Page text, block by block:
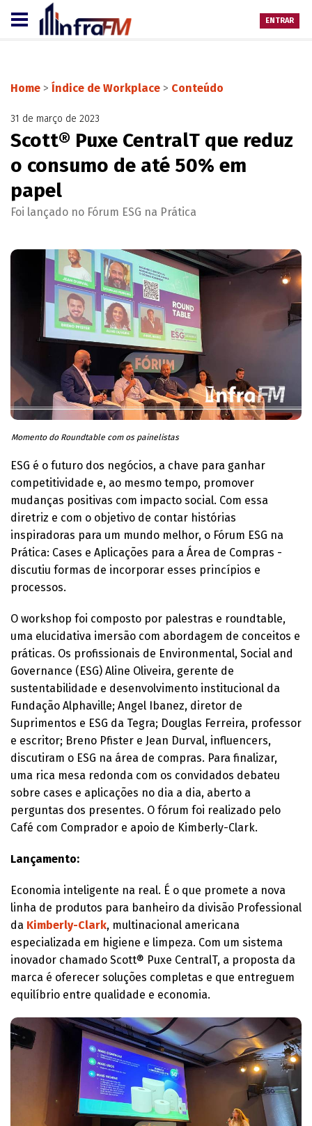
ENTRAR
Home > Índice de Workplace > Conteúdo
31 de março de 2023
Scott® Puxe CentralT que reduz
o consumo de até 50% em
papel
Foi lançado no Fórum ESG na Prática
Momento do Roundtable com os painelistas
ESG é o futuro dos negócios, a chave para ganhar
competitividade e, ao mesmo tempo, promover
mudanças positivas com impacto social. Com essa
diretriz e com o objetivo de contar histórias
inspiradoras para um mundo melhor, o Fórum ESG na
Prática: Cases e Aplicações para a Área de Compras -
discutiu formas de incorporar esses princípios e
processos.
O workshop foi composto por palestras e roundtable,
uma elucidativa imersão com abordagem de conceitos e
práticas. Os profissionais de Environmental, Social and
Governance (ESG) Aline Oliveira, gerente de
sustentabilidade e desenvolvimento institucional da
Fundação Alphaville; Angel Ibanez, diretor de
Suprimentos e ESG da Tegra; Douglas Ferreira, professor
e escritor; Breno Pfister e Jean Durval, influencers,
discutiram o ESG na área de compras. Para finalizar,
uma rica mesa redonda com os convidados debateu
sobre cases e aplicações no dia a dia, aberto a
perguntas dos presentes. O fórum foi realizado pelo
Café com Comprador e apoio de Kimberly-Clark.
Lançamento:
Economia inteligente na real. É o que promete a nova
linha de produtos para banheiro da divisão Professional
da Kimberly-Clark, multinacional americana
especializada em higiene e limpeza. Com um sistema
inovador chamado Scott® Puxe CentralT, a proposta da
marca é oferecer soluções completas e que entreguem
equilíbrio entre qualidade e economia.